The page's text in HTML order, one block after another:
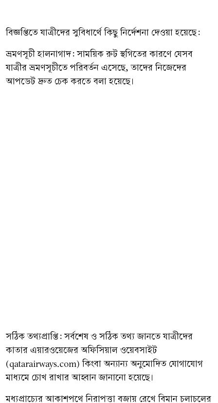
বিজ্ঞপ্তিতে যাত্রীদের সুবিধার্থে কিছু নির্দেশনা দেওয়া হয়েছে:
ভ্রমণসূচী হালনাগাদ: সাময়িক রুট স্থগিতের কারণে যেসব
যাত্রীর ভ্রমণসূচীতে পরিবর্তন এসেছে, তাদের নিজেদের
আপডেট দ্রুত চেক করতে বলা হয়েছে।
সঠিক তথ্যপ্রাপ্তি: সর্বশেষ ও সঠিক তথ্য জানতে যাত্রীদের
কাতার এয়ারওয়েজের অফিসিয়াল ওয়েবসাইট
(qatarairways.com) কিংবা অন্যান্য অনুমোদিত যোগাযোগ
মাধ্যমে চোখ রাখার আহ্বান জানানো হয়েছে।
মধ্যপ্রাচ্যের আকাশপথে নিরাপত্তা বজায় রেখে বিমান চলাচলের